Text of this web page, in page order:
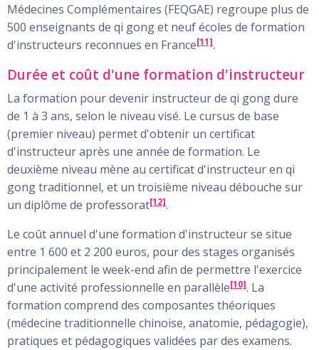
Médecines Complémentaires (FEQGAE) regroupe plus de
500 enseignants de qi gong et neuf écoles de formation
d'instructeurs reconnues en France[11].
Durée et coût d'une formation d'instructeur
La formation pour devenir instructeur de qi gong dure
de 1 à 3 ans, selon le niveau visé. Le cursus de base
(premier niveau) permet d'obtenir un certificat
d'instructeur après une année de formation. Le
deuxième niveau mène au certificat d'instructeur en qi
gong traditionnel, et un troisième niveau débouche sur
un diplôme de professorat[12].
Le coût annuel d'une formation d'instructeur se situe
entre 1 600 et 2 200 euros, pour des stages organisés
principalement le week-end afin de permettre l'exercice
d'une activité professionnelle en parallèle[10]. La
formation comprend des composantes théoriques
(médecine traditionnelle chinoise, anatomie, pédagogie),
pratiques et pédagogiques validées par des examens.